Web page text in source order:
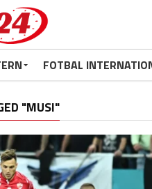
FOTBAL
"MUSI"